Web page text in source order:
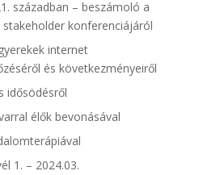
században – beszámoló a
stakeholder konferenciájáról
internet
és következményeiről
idősödésről
élők bevonásával
1. – 2024.03.